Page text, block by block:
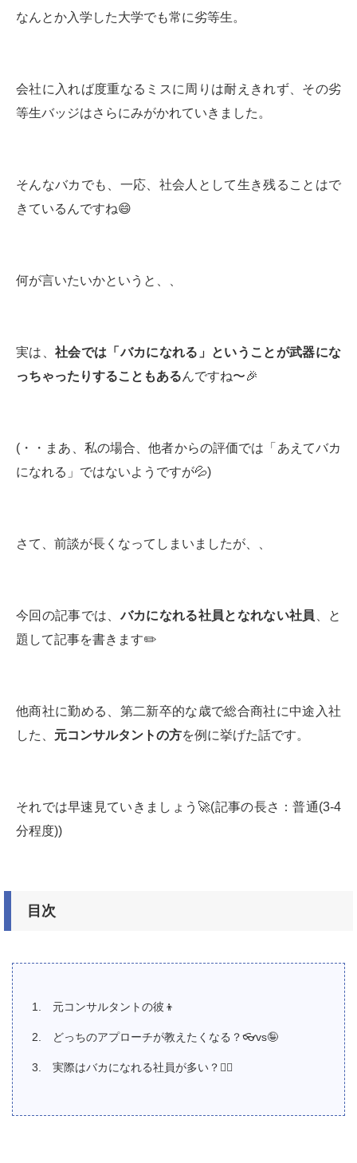
なんとか入学した大学でも常に劣等生。
会社に入れば度重なるミスに周りは耐えきれず、その劣
等生バッジはさらにみがかれていきました。
そんなバカでも、一応、社会人として生き残ることはで
きているんですね😄
何が言いたいかというと、、
実は、 社会では「バカになれる」ということが武器にな
っちゃったりすることもあるんですね〜🎉
(・・まあ、私の場合、他者からの評価では「あえてバカ
になれる」ではないようですが💦)
さて、前談が長くなってしまいましたが、、
今回の記事では、バカになれる社員となれない社員 、と
題して記事を書きます✏️
他商社に勤める、第二新卒的な歳で総合商社に中途入社
した、 元コンサルタントの方を例に挙げた話です。
それでは早速見ていきましょう🚀(記事の長さ：普通(3-4
分程度))
目次
元コンサルタントの彼👦
どっちのアプローチが教えたくなる？👓vs🤪
実際はバカになれる社員が多い？🤦‍♀️